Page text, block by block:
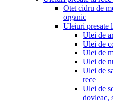
Otet cidru de
organic
Uleiuri presate
Ulei de
Ulei de
Ulei de
Ulei de
Ulei de
rece
Ulei de
dovleac,